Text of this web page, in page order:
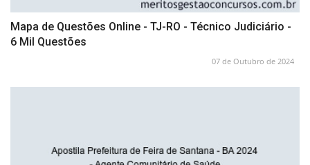
Mapa de Questões Online - TJ-RO - Técnico Judiciário -
6 Mil Questões
07 de Outubro de 2024